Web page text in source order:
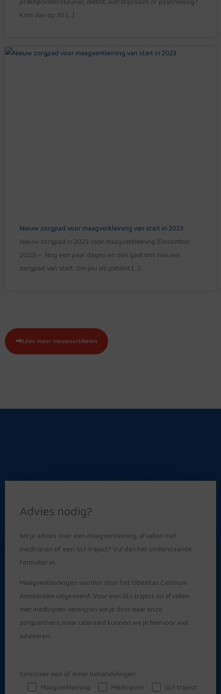
Kom dan op 30 […]
Nieuw zorgpad voor maagverkleining van start in 2023
Nieuw zorgpad in 2023 voor maagverkleining (December
2022) – Nog een paar dagen en dan gaat ons nieuwe
zorgpad van start. Om jou als patiënt […]
Lees meer nieuwsartikelen
Advies nodig?
Wil je advies over een maagverkleining, afvallen met
medicijnen of een GLI-traject? Vul dan het onderstaande
formulier in.
Maagverkleiningen worden door het Obesitas Centrum
Amsterdam uitgevoerd. Voor een GLI-traject en afvallen
met medicijnen verwijzen we je door naar onze
zorgpartners, maar uiteraard kunnen we je hiervoor wel
adviseren.
Selecteer een of meer behandelingen
Maagverkleining
Medicijnen GLI-traject